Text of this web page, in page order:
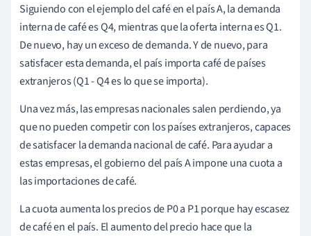
Siguiendo con el ejemplo del café en el país A, la demanda
interna de café es Q4, mientras que la oferta interna es Q1.
De nuevo, hay un exceso de demanda. Y de nuevo, para
satisfacer esta demanda, el país importa café de países
extranjeros (Q1 - Q4 es lo que se importa).
Una vez más, las empresas nacionales salen perdiendo, ya
que no pueden competir con los países extranjeros, capaces
de satisfacer la demanda nacional de café. Para ayudar a
estas empresas, el gobierno del país A impone una cuota a
las importaciones de café.
La cuota aumenta los precios de P0 a P1 porque hay escasez
de café en el país. El aumento del precio hace que la